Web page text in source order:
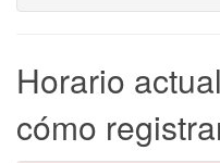
Horario
cómo